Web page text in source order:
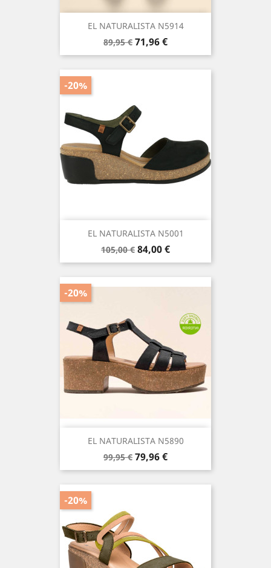
EL NATURALISTA N5914
Precio
base
89,95 € Precio
71,96 €
EL NATURALISTA N5001
Precio
base
105,00 € Precio
84,00 €
-20%
EL NATURALISTA N5890
Precio
base
99,95 € Precio
79,96 €
-20%
-20%